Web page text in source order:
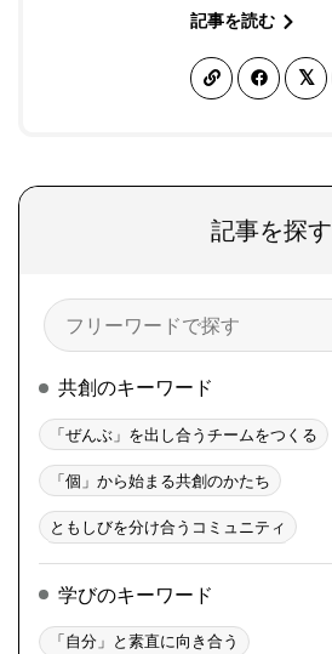
記事を読む
記事を探す
検
索
共創のキーワード
「ぜんぶ」を出し合うチームをつくる
「個」から始まる共創のかたち
ともしびを分け合うコミュニティ
学びのキーワード
「自分」と素直に向き合う